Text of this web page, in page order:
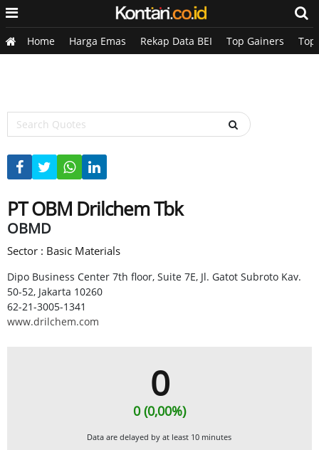
Home Harga Emas Rekap Data BEI Top Gainers Top
PT OBM Drilchem Tbk
OBMD
Sector : Basic Materials
Dipo Business Center 7th floor, Suite 7E, Jl. Gatot Subroto Kav.
50-52, Jakarta 10260
62-21-3005-1341
www.drilchem.com
0
0 (0,00%)
Data are delayed by at least 10 minutes